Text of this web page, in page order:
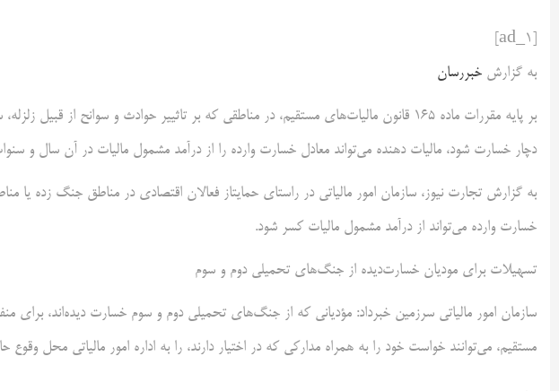
به گزارش خبررسان
بر پایه مقررات ماده ۱۶۵ قانون مالیات‌های مستقیم، در مناطقی که بر تاثییر حوادث و سوانح
دچار خسارت شود، مالیات دهنده می‌تواند معادل خسارت وارده را از درآمد مشمول ماليات در آن سال و
به گزارش تجارت نیوز، سازمان امور مالیاتی در راستای حمایتاز فعالان اقتصادی در مناطق جنگ زده یا
خسارت وارده می‌تواند از درآمد مشمول مالیات کسر شود.
تسهیلات برای مودیان خسارت‌دیده از جنگ‌های تحمیلی دوم و سوم
مستقیم، می‌توانند خواست خود را به همراه مدارکی که در اختیار دارند، را به اداره امور مالیاتی محل وقوع‌